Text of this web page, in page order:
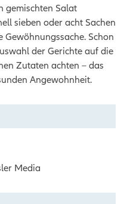
gemischten Salat
sieben oder acht Sachen
Gewöhnungssache. Schon
der Gerichte auf die
Zutaten achten – das
Angewohnheit.
Media